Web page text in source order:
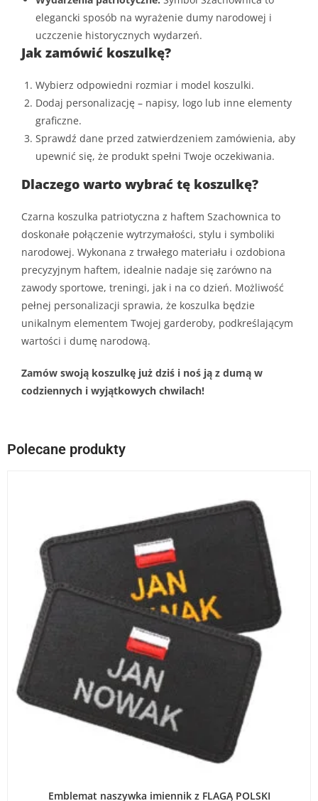
elegancki sposób na wyrażenie dumy narodowej i
uczczenie historycznych wydarzeń.
Jak zamówić koszulkę?
Wybierz odpowiedni rozmiar i model koszulki.
Dodaj personalizację – napisy, logo lub inne elementy
graficzne.
Sprawdź dane przed zatwierdzeniem zamówienia, aby
upewnić się, że produkt spełni Twoje oczekiwania.
Dlaczego warto wybrać tę koszulkę?
Czarna koszulka patriotyczna z haftem Szachownica to
doskonałe połączenie wytrzymałości, stylu i symboliki
narodowej. Wykonana z trwałego materiału i ozdobiona
precyzyjnym haftem, idealnie nadaje się zarówno na
zawody sportowe, treningi, jak i na co dzień. Możliwość
pełnej personalizacji sprawia, że koszulka będzie
unikalnym elementem Twojej garderoby, podkreślającym
wartości i dumę narodową.
Zamów swoją koszulkę już dziś i noś ją z dumą w
codziennych i wyjątkowych chwilach!
Polecane produkty
Emblemat naszywka imiennik z FLAGĄ POLSKI